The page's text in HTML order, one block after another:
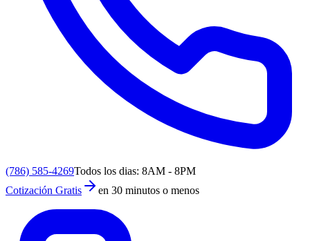
(786) 585-4269Todos los dias: 8AM - 8PM
Cotización Gratis
en 30 minutos o menos